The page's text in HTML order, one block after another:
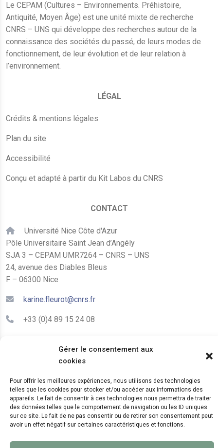
Gérer le consentement aux
cookies
Pour offrir les meilleures expériences, nous utilisons des technologies
telles que les cookies pour stocker et/ou accéder aux informations des
appareils. Le fait de consentir à ces technologies nous permettra de traiter
des données telles que le comportement de navigation ou les ID uniques
sur ce site. Le fait de ne pas consentir ou de retirer son consentement peut
avoir un effet négatif sur certaines caractéristiques et fonctions.
Le CEPAM (Cultures – Environnements. Préhistoire,
Antiquité, Moyen Âge) est une unité mixte de recherche
CNRS – UNS qui développe des recherches autour de la
connaissance des sociétés du passé, de leurs modes de
fonctionnement, de leur évolution et de leur relation à
l’environnement.
LÉGAL
Crédits & mentions légales
Plan du site
Accessibilité
Conçu et adapté à partir du Kit Labos du CNRS
CONTACT
Université Nice Côte d'Azur
Pôle Universitaire Saint Jean d’Angély
SJA 3 – CEPAM UMR7264 – CNRS – UNS
24, avenue des Diables Bleus
F – 06300 Nice
karine.fleurot@cnrs.fr
+33 (0)4 89 15 24 08
LE CEPAM EST HÉBERGÉ PAR